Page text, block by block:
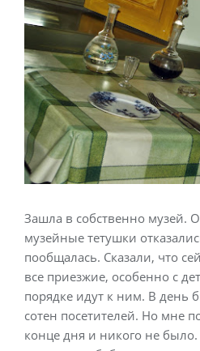
Зашла в собственно музей.
музейные тетушки
пообщалась. Сказали, что
все приезжие, особенно с
порядке идут к ним. В день
сотен посетителей. Но мне
конце дня и никого не